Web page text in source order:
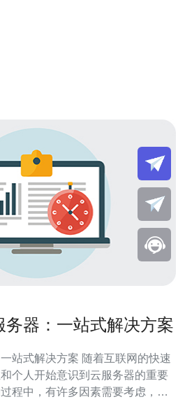
务器：一站式解决方案
案 随着互联网的快速
个人开始意识到云服务器的重要
程中，有许多因素需要考虑，包